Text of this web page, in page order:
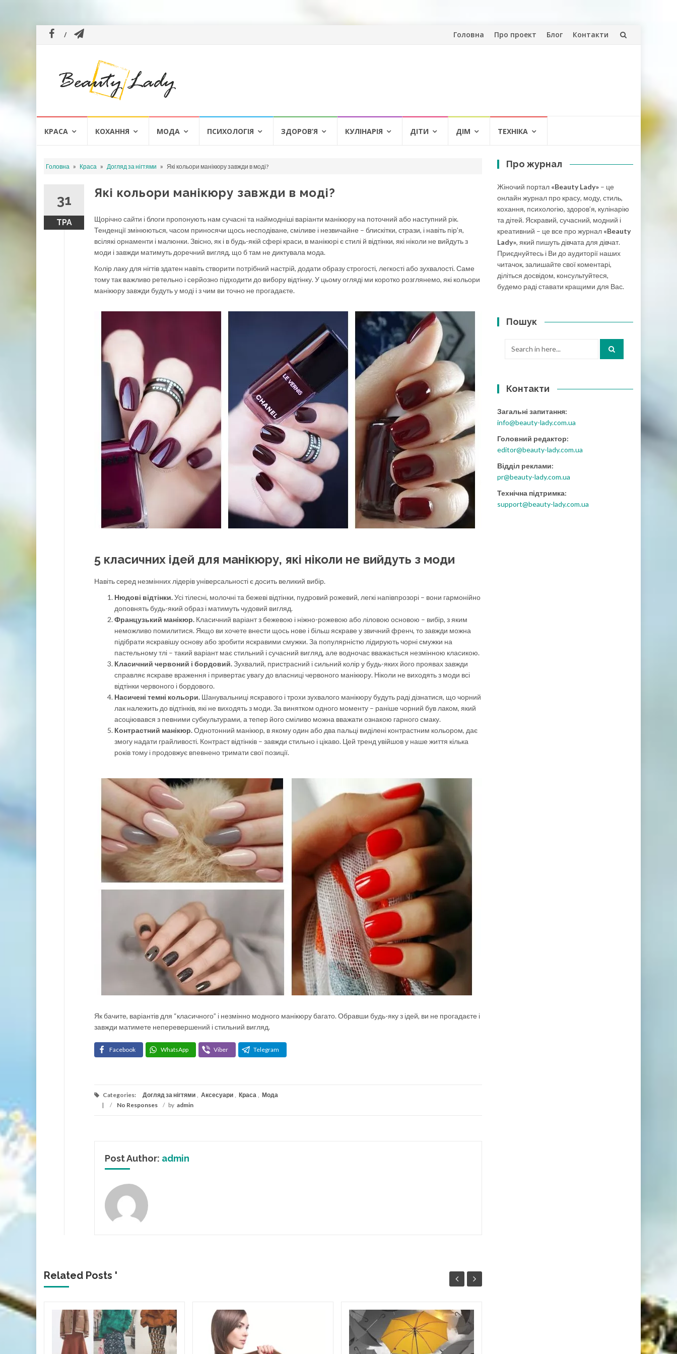
Skip
Головна Про проект Блог Контакти
КРАСА КОХАННЯ МОДА ПСИХОЛОГІЯ ЗДОРОВ’Я КУЛІНАРІЯ ДІТИ ДІМ ТЕХНІКА
Головна » Краса » Догляд за нігтями » Які кольори манікюру завжди в моді?
31
ТРА
Які кольори манікюру завжди в моді?
Щорічно сайти і блоги пропонують нам сучасні та наймодніші варіанти манікюру на поточний або наступний рік.
Тенденції змінюються, часом приносячи щось несподіване, сміливе і незвичайне – блискітки, стрази, і навіть пір’я,
всілякі орнаменти і малюнки. Звісно, як і в будь-якій сфері краси, в манікюрі є стилі й відтінки, які ніколи не вийдуть з
моди і завжди матимуть доречний вигляд, що б там не диктувала мода.
Колір лаку для нігтів здатен навіть створити потрібний настрій, додати образу строгості, легкості або зухвалості. Саме
тому так важливо ретельно і серйозно підходити до вибору відтінку. У цьому огляді ми коротко розглянемо, які кольори
манікюру завжди будуть у моді і з чим ви точно не прогадаєте.
5 класичних ідей для манікюру, які ніколи не вийдуть з моди
Навіть серед незмінних лідерів універсальності є досить великий вибір.
Нюдові відтінки.Усі тілесні, молочні та бежеві відтінки, пудровий рожевий, легкі напівпрозорі – вони гармонійно
доповнять будь-який образ і матимуть чудовий вигляд.
Французький манікюр. Класичний варіант з бежевою і ніжно-рожевою або ліловою основою – вибір, з яким
неможливо помилитися. Якщо ви хочете внести щось нове і більш яскраве у звичний френч, то завжди можна
підібрати яскравішу основу або зробити яскравими смужки. За популярністю лідирують чорні смужки на
пастельному тлі – такий варіант має стильний і сучасний вигляд, але водночас вважається незмінною класикою.
Класичний червоний і бордовий.Зухвалий, пристрасний і сильний колір у будь-яких його проявах завжди
справляє яскраве враження і привертає увагу до власниці червоного манікюру. Ніколи не виходять з моди всі
відтінки червоного і бордового.
Насичені темні кольори. Шанувальниці яскравого і трохи зухвалого манікюру будуть раді дізнатися, що чорний
лак належить до відтінків, які не виходять з моди. За винятком одного моменту – раніше чорний був лаком, який
асоціювався з певними субкультурами, а тепер його сміливо можна вважати ознакою гарного смаку.
Контрастний манікюр.Однотонний манікюр, в якому один або два пальці виділені контрастним кольором, дає
змогу надати грайливості. Контраст відтінків – завжди стильно і цікаво. Цей тренд увійшов у наше життя кілька
років тому і продовжує впевнено тримати свої позиції.
Як бачите, варіантів для “класичного” і незмінно модного манікюру багато. Обравши будь-яку з ідей, ви не прогадаєте і
завжди матимете неперевершений і стильний вигляд.
Facebook WhatsApp Viber Telegram
Categories: Догляд за нігтями , Аксесуари , Краса , Мода
/
No Responses / by admin
Post Author: admin
Related Posts '
06
ГРУ
Про журнал
Жіночий портал «Beauty Lady» – це
онлайн журнал про красу, моду, стиль,
кохання, психологію, здоров’я, кулінарію
та дітей. Яскравий, сучасний, модний і
креативний – це все про журнал «Beauty
Lady», який пишуть дівчата для дівчат.
Приєднуйтесь і Ви до аудиторії наших
читачок, залишайте свої коментарі,
діліться досвідом, консультуйтеся,
будемо раді ставати кращими для Вас.
Пошук
Контакти
Загальні запитання:
info@beauty-lady.com.ua
Головний редактор:
editor@beauty-lady.com.ua
Відділ реклами:
pr@beauty-lady.com.ua
Технічна підтримка:
support@beauty-lady.com.ua